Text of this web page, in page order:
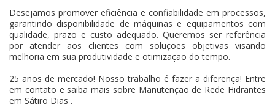
Desejamos promover eficiência e confiabilidade em processos,
garantindo disponibilidade de máquinas e equipamentos com
qualidade, prazo e custo adequado. Queremos ser referência
por atender aos clientes com soluções objetivas visando
melhoria em sua produtividade e otimização do tempo.
25 anos de mercado! Nosso trabalho é fazer a diferença! Entre
em contato e saiba mais sobre Manutenção de Rede Hidrantes
em Sátiro Dias .